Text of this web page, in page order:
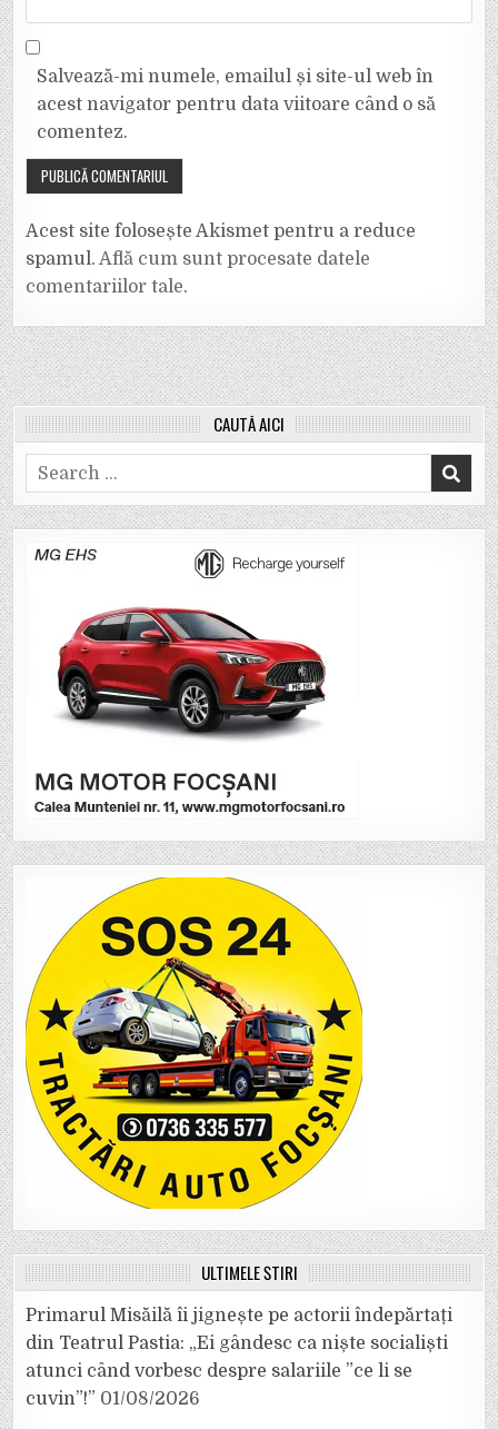
Salvează-mi numele, emailul și site-ul web în
acest navigator pentru data viitoare când o să
comentez.
Acest site folosește Akismet pentru a reduce
spamul.Află cum sunt procesate datele
comentariilor tale.
CAUTĂ AICI
Search
for:
ULTIMELE ȘTIRI
Primarul Misăilă îi jignește pe actorii îndepărtați
din Teatrul Pastia: „Ei gândesc ca niște socialiști
atunci când vorbesc despre salariile ”ce li se
cuvin”!” 01/08/2026